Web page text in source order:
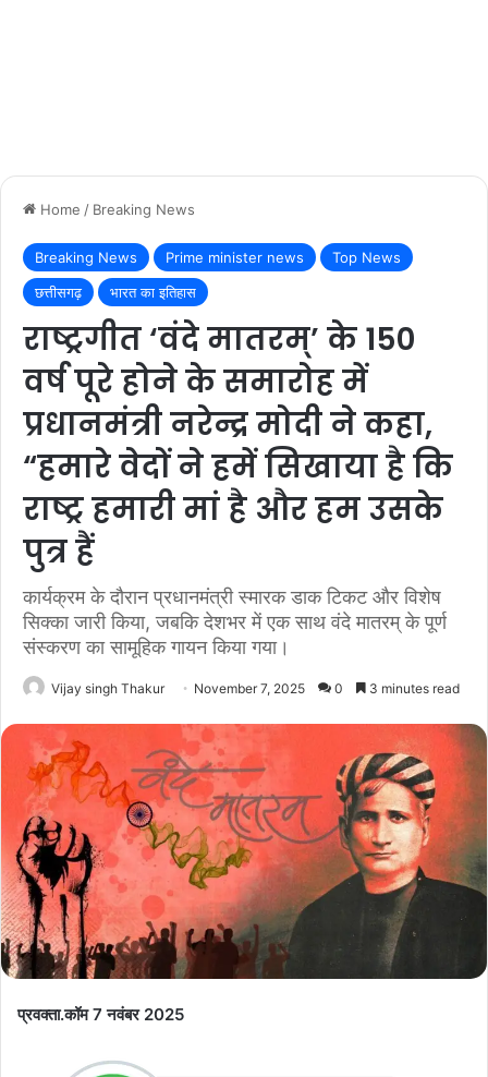
Home / Breaking News
Breaking News Prime minister news
Top News
छत्तीसगढ़
भारत का इतिहास
राष्ट्रगीत ‘वंदे मातरम्’ के 150
वर्ष पूरे होने के समारोह में
प्रधानमंत्री नरेन्द्र मोदी ने कहा,
“हमारे वेदों ने हमें सिखाया है कि
राष्ट्र हमारी मां है और हम उसके
पुत्र हैं
कार्यक्रम के दौरान प्रधानमंत्री स्मारक डाक टिकट और विशेष
सिक्का जारी किया, जबकि देशभर में एक साथ वंदे मातरम् के पूर्ण
संस्करण का सामूहिक गायन किया गया।
Vijay singh Thakur November 7, 2025 0 3 minutes read
प्रवक्ता.कॉम 7 नवंबर 2025